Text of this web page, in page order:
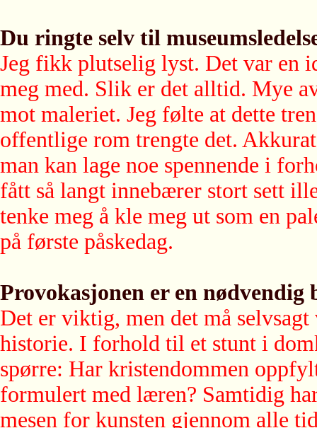
Du ringte selv til
Jeg fikk plutselig lyst. Det var en
meg med. Slik er det alltid. Mye
mot maleriet. Jeg følte at dette
offentlige rom trengte det.
man kan lage noe spennende i
fått så langt innebærer stort sett
tenke meg å kle meg ut som en
på første påskedag.
Provokasjonen er en nødvendig
Det er viktig, men det må
historie. I forhold til et stunt i
spørre: Har kristendommen
formulert med læren? Samtidig
mesen for kunsten gjennom alle